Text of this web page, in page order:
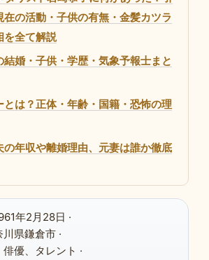
在の活動・子供の有無・金髪カツラ
を全て解説
結婚・子供・学歴・気象予報士まと
とは？正体・年齢・国籍・恐怖の理
の年収や離婚理由、元妻は誰か徹底
年2月28日 ·
川県鎌倉市 ·
優、タレント ·